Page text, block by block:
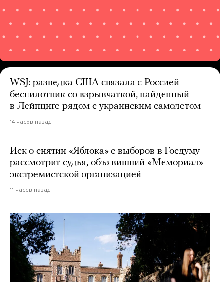
WSJ: разведка США связала с Россией
беспилотник со взрывчаткой, найденный
в Лейпциге рядом с украинским самолетом
14 часов назад
Иск о снятии «Яблока» с выборов в Госдуму
рассмотрит судья, объявивший «Мемориал»
экстремистской организацией
11 часов назад